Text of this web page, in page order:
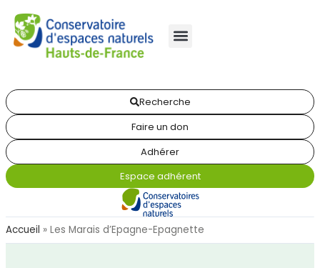
Recherche
Faire un don
Adhérer
Espace adhérent
Accueil » Les Marais d’Epagne-Epagnette